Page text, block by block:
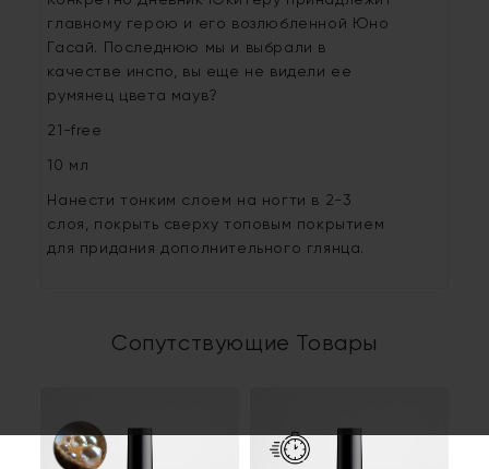
главному герою и его возлюбленной Юно
Гасай. Последнюю мы и выбрали в
качестве инспо, вы еще не видели ее
румянец цвета маув?
21-free
10 мл
Нанести тонким слоем на ногти в 2-3
слоя, покрыть сверху топовым покрытием
для придания дополнительного глянца.
Сопутствующие Товары